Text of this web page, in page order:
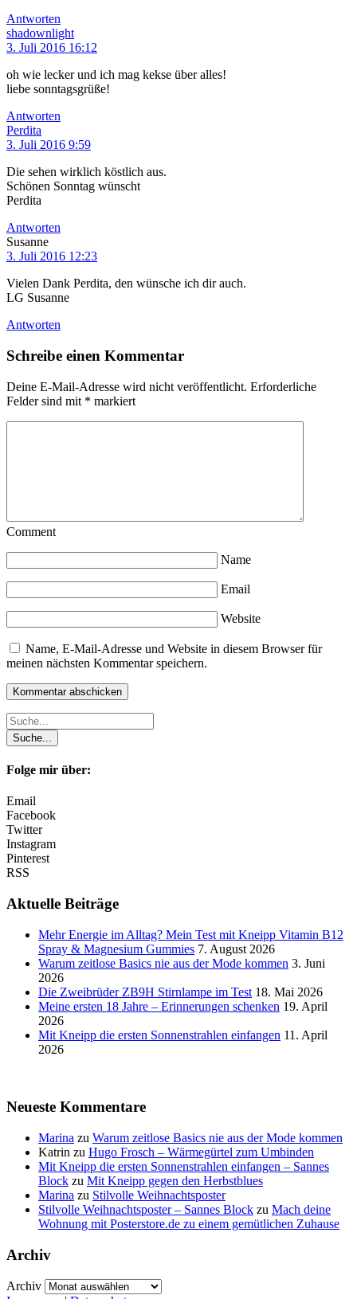
Antworten
shadownlight
3. Juli 2016 16:12
oh wie lecker und ich mag kekse über alles!
liebe sonntagsgrüße!
Antworten
Perdita
3. Juli 2016 9:59
Die sehen wirklich köstlich aus.
Schönen Sonntag wünscht
Perdita
Antworten
Susanne
3. Juli 2016 12:23
Vielen Dank Perdita, den wünsche ich dir auch.
LG Susanne
Antworten
Schreibe einen Kommentar
Deine E-Mail-Adresse wird nicht veröffentlicht. Erforderliche
Felder sind mit * markiert
Comment
Name
Email
Website
Name, E-Mail-Adresse und Website in diesem Browser für
meinen nächsten Kommentar speichern.
Folge mir über:
Email
Facebook
Twitter
Instagram
Pinterest
RSS
Aktuelle Beiträge
Mehr Energie im Alltag? Mein Test mit Kneipp Vitamin B12
Spray & Magnesium Gummies 7. August 2026
Warum zeitlose Basics nie aus der Mode kommen 3. Juni
2026
Die Zweibrüder ZB9H Stirnlampe im Test 18. Mai 2026
Meine ersten 18 Jahre – Erinnerungen schenken 19. April
2026
Mit Kneipp die ersten Sonnenstrahlen einfangen 11. April
2026
Neueste Kommentare
Marina zu Warum zeitlose Basics nie aus der Mode kommen
Katrin zu Hugo Frosch – Wärmegürtel zum Umbinden
Mit Kneipp die ersten Sonnenstrahlen einfangen – Sannes
Block zu Mit Kneipp gegen den Herbstblues
Marina zu Stilvolle Weihnachtsposter
Stilvolle Weihnachtsposter – Sannes Block zu Mach deine
Wohnung mit Posterstore.de zu einem gemütlichen Zuhause
Archiv
Archiv